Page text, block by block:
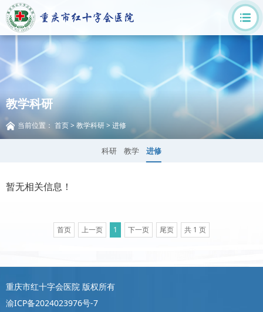
教学科研
当前位置： 首页>教学科研>进修
科研 教学 进修
暂无相关信息！
首页 上一页 1 下一页 尾页 共 1 页
重庆市红十字会医院 版权所有
渝ICP备2024023976号-7